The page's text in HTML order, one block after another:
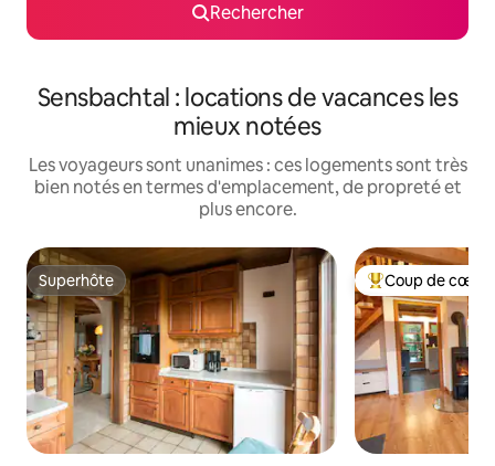
Rechercher
Sensbachtal : locations de vacances les
mieux notées
Les voyageurs sont unanimes : ces logements sont très
bien notés en termes d'emplacement, de propreté et
plus encore.
Superhôte
Superhôte Coups de cœur
Coup de cœur